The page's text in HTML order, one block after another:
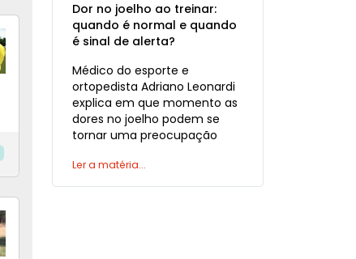
Dor no joelho ao treinar:
quando é normal e quando
é sinal de alerta?
Médico do esporte e
ortopedista Adriano Leonardi
explica em que momento as
dores no joelho podem se
tornar uma preocupação
Ler a matéria...